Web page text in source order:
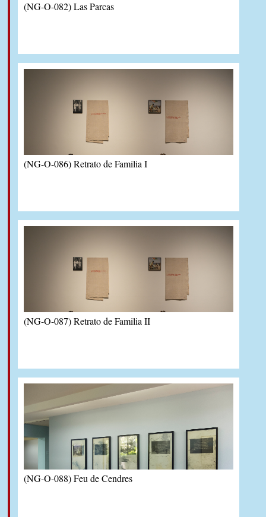
(NG-O-082) Las Parcas
(NG-O-086) Retrato de Familia I
(NG-O-087) Retrato de Familia II
(NG-O-088) Feu de Cendres